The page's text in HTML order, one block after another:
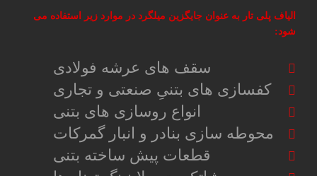
الیاف پلی تار به عنوان جایگزین میلگرد در موارد زیر استفاده می
شود:
سقف های عرشه فولادی
کفسازی های بتنیِ صنعتی و تجاری
انواع روسازی های بتنی
محوطه سازی بنادر و انبار گمرکات
قطعات پیش ساخته بتنی